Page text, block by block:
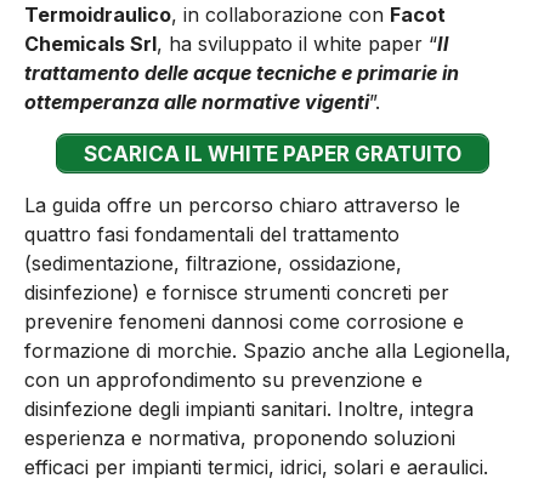
Termoidraulico, in collaborazione con Facot
Chemicals Srl, ha sviluppato il white paper “Il
trattamento delle acque tecniche e primarie in
ottemperanza alle normative vigenti”.
SCARICA IL WHITE PAPER GRATUITO
La guida offre un percorso chiaro attraverso le
quattro fasi fondamentali del trattamento
(sedimentazione, filtrazione, ossidazione,
disinfezione) e fornisce strumenti concreti per
prevenire fenomeni dannosi come corrosione e
formazione di morchie. Spazio anche alla Legionella,
con un approfondimento su prevenzione e
disinfezione degli impianti sanitari. Inoltre, integra
esperienza e normativa, proponendo soluzioni
efficaci per impianti termici, idrici, solari e aeraulici.